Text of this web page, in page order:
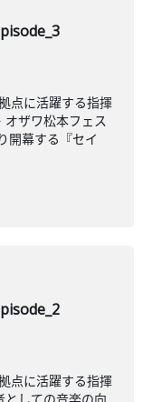
点に活躍する指揮
ザワ松本フェス
開幕する『セイ
点に活躍する指揮